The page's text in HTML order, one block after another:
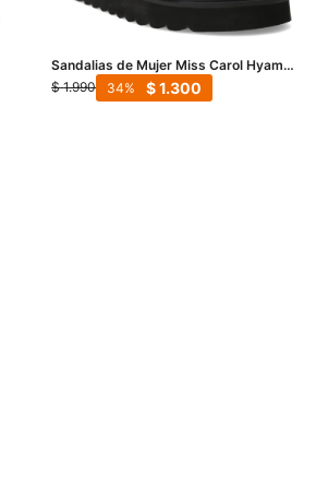
Sandalias de Mujer Miss Carol Hyams
- Negro
$ 1.990 $1.300
34